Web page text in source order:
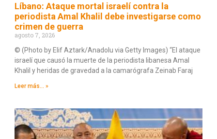
Líbano: Ataque mortal israelí contra la
periodista Amal Khalil debe investigarse como
crimen de guerra
agosto 7, 2026
© (Photo by Elif Aztark/Anadolu via Getty Images) “El ataque
israelí que causó la muerte de la periodista libanesa Amal
Khalil y heridas de gravedad a la camarógrafa Zeinab Faraj
Leer más... »